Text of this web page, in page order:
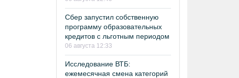
Сбер запустил собственную
программу образовательных
кредитов с льготным периодом
06 августа 12:33
Исследование ВТБ:
ежемесячная смена категорий